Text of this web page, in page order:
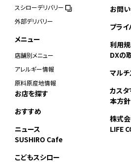
スシローデリバリー
外部デリバリー
メニュー
店舗別メニュー
アレルギー情報
原料原産地情報
お店を探す
おすすめ
ニュース
SUSHIRO Cafe
こどもスシロー
お問
プラ
利用
DXの
マル
カス
本方針
株式
LIFE